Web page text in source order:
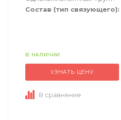
Состав (тип связующего):
Техническое описание
В НАЛИЧИИ
УЗНАТЬ ЦЕНУ
В сравнение